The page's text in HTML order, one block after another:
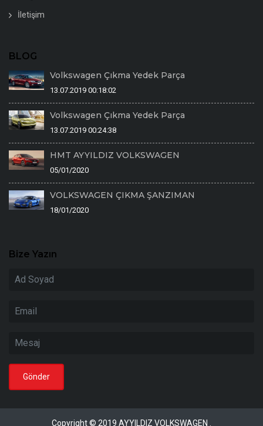
İletişim
BLOG
Volkswagen Çıkma Yedek Parça
13.07.2019 00:18:02
Volkswagen Çıkma Yedek Parça
13.07.2019 00:24:38
HMT AYYILDIZ VOLKSWAGEN
05/01/2020
VOLKSWAGEN ÇIKMA ŞANZIMAN
18/01/2020
Bize Yazın
Copyright © 2019 AYYILDIZ VOLKSWAGEN .